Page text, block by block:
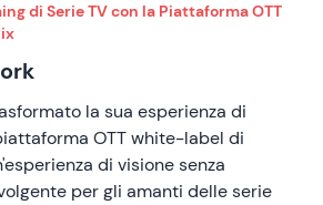
di Serie TV con la Piattaforma OTT
la sua esperienza di
OTT white-label di
di visione senza
per gli amanti delle serie